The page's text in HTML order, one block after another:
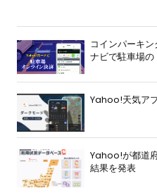
コインパーキ
ナビで駐車場
Yahoo!天気ア
Yahoo!が都道
結果を発表